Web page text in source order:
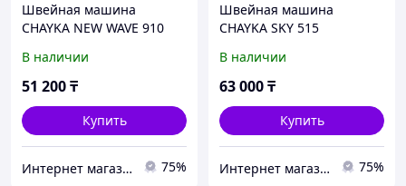
Швейная машина
CHAYKA NEW WAVE 910
В наличии
51 200₸
Купить
Интернет магазин "Техника" 75%
Швейная машина
CHAYKA SKY 515
В наличии
63 000₸
Купить
Интернет магазин "Техника" 75%